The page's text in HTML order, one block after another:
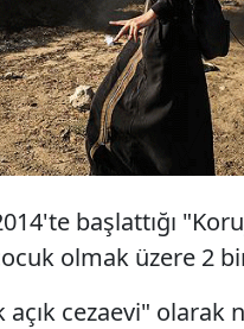
başlattığı
olmak üzere 2
cezaevi" olarak